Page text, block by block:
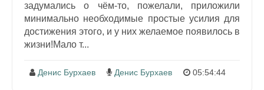
задумались о чём-то, пожелали, приложили
минимально необходимые простые усилия для
достижения этого, и у них желаемое появилось в
жизни!Мало т...
Денис Бурхаев Денис Бурхаев 05:54:44